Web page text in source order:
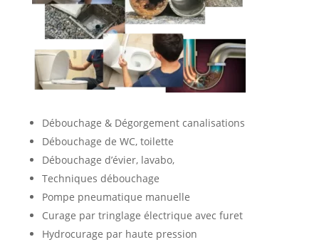
Débouchage & Dégorgement canalisations
Débouchage de WC, toilette
Débouchage d’évier, lavabo,
Techniques débouchage
Pompe pneumatique manuelle
Curage par tringlage électrique avec furet
Hydrocurage par haute pression